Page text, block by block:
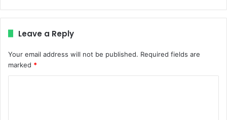
Leave a Reply
Your email address will not be published. Required fields are
marked *